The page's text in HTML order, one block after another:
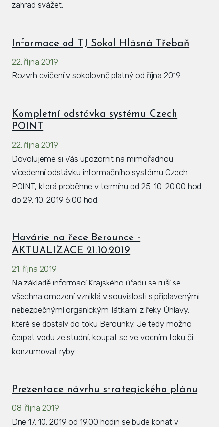
zahrad svážet.
Informace od TJ Sokol Hlásná Třebaň
22. října 2019
Rozvrh cvičení v sokolovně platný od října 2019.
Kompletní odstávka systému Czech
POINT
22. října 2019
Dovolujeme si Vás upozornit na mimořádnou
vícedenní odstávku informačního systému Czech
POINT, která proběhne v termínu od 25. 10. 20:00 hod.
do 29. 10. 2019 6:00 hod.
Havárie na řece Berounce -
AKTUALIZACE 21.10.2019
21. října 2019
Na základě informací Krajského úřadu se ruší se
všechna omezení vzniklá v souvislosti s připlavenými
nebezpečnými organickými látkami z řeky Úhlavy,
které se dostaly do toku Berounky. Je tedy možno
čerpat vodu ze studní, koupat se ve vodním toku či
konzumovat ryby.
Prezentace návrhu strategického plánu
08. října 2019
Dne 17. 10. 2019 od 19.00 hodin se bude konat v